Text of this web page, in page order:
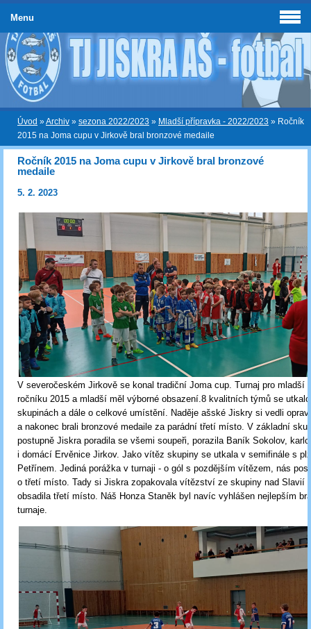
Úvod »Archiv » sezona 2022/2023 » Mladší přípravka - 2022/2023 » Ročník
2015 na Joma cupu v Jirkově bral bronzové medaile
Ročník 2015 na Joma cupu v Jirkově bral bronzové
medaile
5. 2. 2023
V severočeském Jirkově se konal tradiční Joma cup. Turnaj pro mladší
ročníku 2015 a mladší měl výborné obsazení.8 kvalitních týmů se
skupinách a dále o celkové umístění. Naděje ašské Jiskry si vedli
a nakonec brali bronzové medaile za parádní třetí místo. V základní
postupně Jiskra poradila se všemi soupeři, porazila Baník Sokolov,
i domácí Ervěnice Jirkov. Jako vítěz skupiny se utkala v semifinále s
Petřínem. Jediná porážka v turnaji - o gól s pozdějším vítězem, nás
o třetí místo. Tady si Jiskra zopakovala vítězství ze skupiny nad Slavií
obsadila třetí místo. Náš Honza Staněk byl navíc vyhlášen nejlepším
turnaje.
Menu